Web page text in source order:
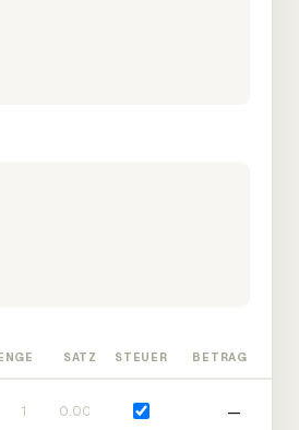
SATZ STEUER BETRAG
—